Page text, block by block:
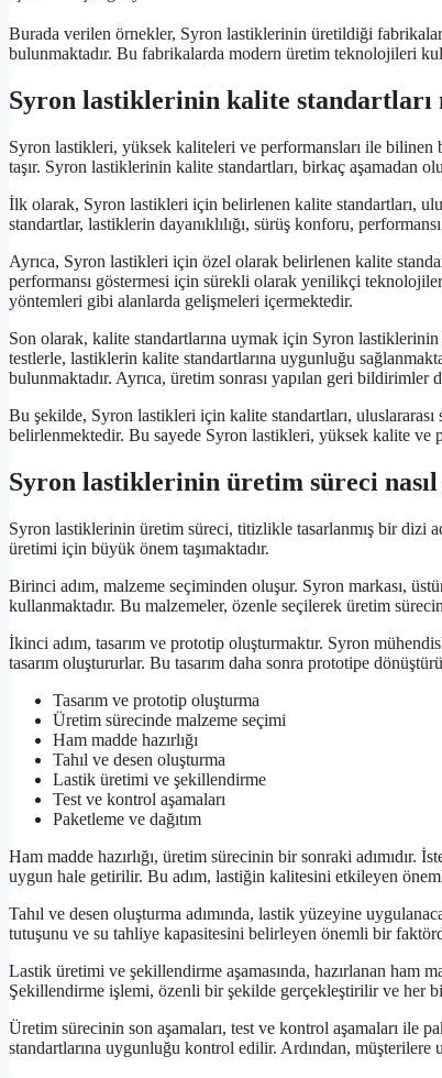
Burada verilen örnekler, Syron lastiklerinin üretildiği
bulunmaktadır. Bu fabrikalarda modern üretim teknolojileri
Syron lastiklerinin kalite standartları
Syron lastikleri, yüksek kaliteleri ve performansları ile bilinen
taşır. Syron lastiklerinin kalite standartları, birkaç aşamadan
İlk olarak, Syron lastikleri için belirlenen kalite standartları,
standartlar, lastiklerin dayanıklılığı, sürüş konforu,
Ayrıca, Syron lastikleri için özel olarak belirlenen kalite
performansı göstermesi için sürekli olarak yenilikçi
yöntemleri gibi alanlarda gelişmeleri içermektedir.
Son olarak, kalite standartlarına uymak için Syron
testlerle, lastiklerin kalite standartlarına uygunluğu
bulunmaktadır. Ayrıca, üretim sonrası yapılan geri
Bu şekilde, Syron lastikleri için kalite standartları,
belirlenmektedir. Bu sayede Syron lastikleri, yüksek kalite ve
Syron lastiklerinin üretim süreci
Syron lastiklerinin üretim süreci, titizlikle tasarlanmış bir dizi
üretimi için büyük önem taşımaktadır.
Birinci adım, malzeme seçiminden oluşur. Syron markası,
kullanmaktadır. Bu malzemeler, özenle seçilerek üretim
İkinci adım, tasarım ve prototip oluşturmaktır. Syron
tasarım oluştururlar. Bu tasarım daha sonra prototipe
Tasarım ve prototip oluşturma
Üretim sürecinde malzeme seçimi
Ham madde hazırlığı
Tahıl ve desen oluşturma
Lastik üretimi ve şekillendirme
Test ve kontrol aşamaları
Paketleme ve dağıtım
Ham madde hazırlığı, üretim sürecinin bir sonraki adımıdır.
uygun hale getirilir. Bu adım, lastiğin kalitesini etkileyen
Tahıl ve desen oluşturma adımında, lastik yüzeyine
tutuşunu ve su tahliye kapasitesini belirleyen önemli bir
Lastik üretimi ve şekillendirme aşamasında, hazırlanan ham
Şekillendirme işlemi, özenli bir şekilde gerçekleştirilir ve her
Üretim sürecinin son aşamaları, test ve kontrol aşamaları ile
standartlarına uygunluğu kontrol edilir. Ardından, müşterilere